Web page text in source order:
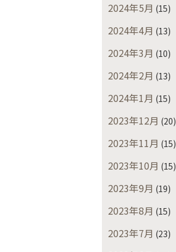
2024年5月 (15)
2024年4月 (13)
2024年3月 (10)
2024年2月 (13)
2024年1月 (15)
2023年12月 (20)
2023年11月 (15)
2023年10月 (15)
2023年9月 (19)
2023年8月 (15)
2023年7月 (23)